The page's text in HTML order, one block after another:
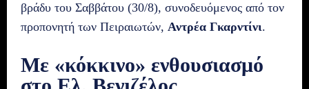
βράδυ του Σαββάτου (30/8), συνοδευόμενος από τον
προπονητή των Πειραιωτών, Αντρέα Γκαρντίνι.
Με «κόκκινο» ενθουσιασμό